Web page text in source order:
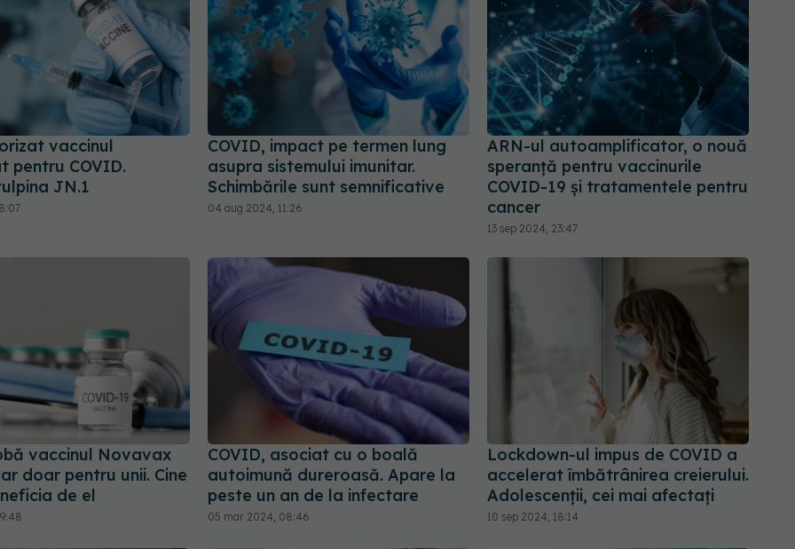
vaccinul
pentru COVID.
JN.1
COVID, impact pe termen lung
asupra sistemului imunitar.
Schimbările sunt semnificative
04 aug 2024, 11:26
ARN-ul autoamplificator, o nouă
speranță pentru vaccinurile
COVID-19 și tratamentele pentru
cancer
13 sep 2024, 23:47
vaccinul Novavax
doar pentru unii. Cine
de el
COVID, asociat cu o boală
autoimună dureroasă. Apare la
peste un an de la infectare
05 mar 2024, 08:46
Lockdown-ul impus de COVID a
accelerat îmbătrânirea creierului.
Adolescenții, cei mai afectați
10 sep 2024, 18:14